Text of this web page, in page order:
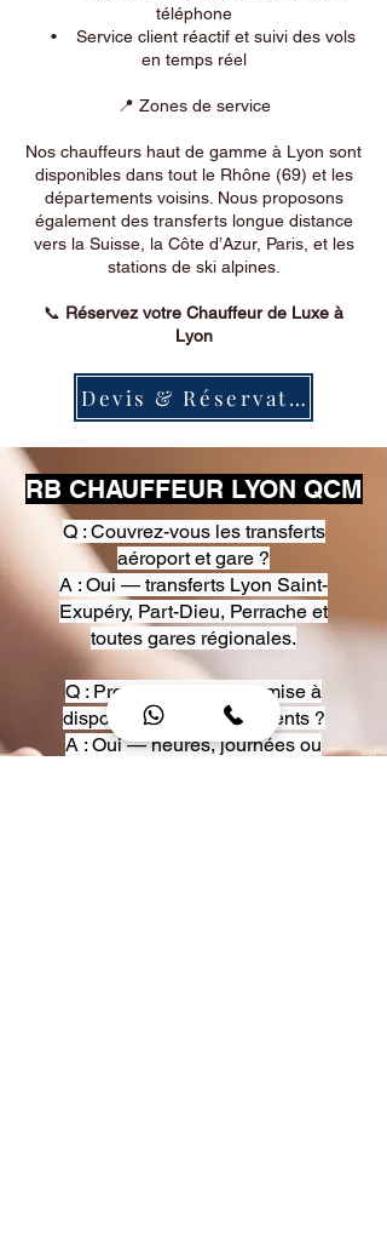
téléphone
• Service client réactif et suivi des vols
en temps réel
📍 Zones de service
Nos chauffeurs haut de gamme à Lyon sont
disponibles dans tout le Rhône (69) et les
départements voisins. Nous proposons
également des transferts longue distance
vers la Suisse, la Côte d’Azur, Paris, et les
stations de ski alpines.
📞 Réservez votre Chauffeur de Luxe à
Lyon
Devis & Réservation
RB CHAUFFEUR LYON QCM
Q : Couvrez-vous les transferts
aéroport et gare ?
A : Oui — transferts Lyon Saint-
Exupéry, Part-Dieu, Perrache et
toutes gares régionales.
Q : Proposez-vous une mise à
disposition pour événements ?
A : Oui — heures, journées ou